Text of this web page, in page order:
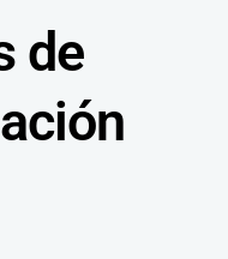
de